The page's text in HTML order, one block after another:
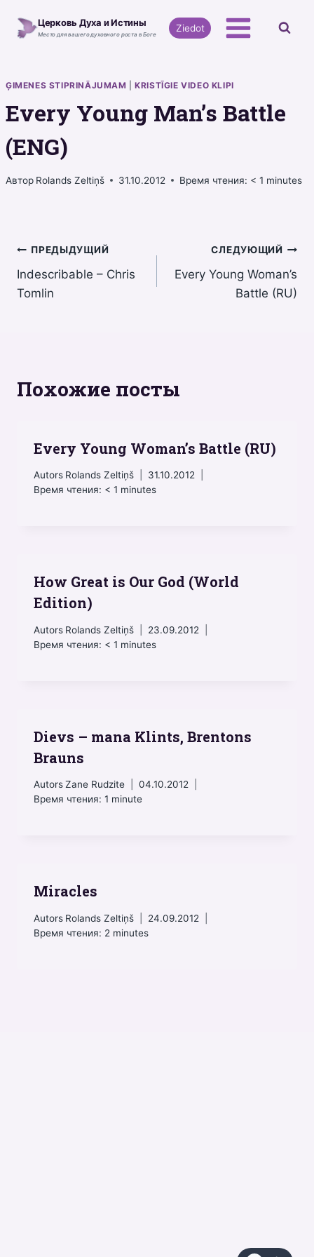
Церковь Духа и Истины
Место для вашего духовного роста в Боге
Ziedot
ĢIMENES STIPRINĀJUMAM |KRISTĪGIE VIDEO KLIPI
Every Young Man’s Battle
(ENG)
Автор Rolands Zeltiņš 31.10.2012 Время чтения: < 1 minutes
Навигация
по
ПРЕДЫДУЩИЙ
Indescribable – Chris
Tomlin
СЛЕДУЮЩИЙ
Every Young Woman’s
Battle (RU)
Похожие посты
Every Young Woman’s Battle (RU)
Autors Rolands Zeltiņš
31.10.2012
Время чтения: < 1 minutes
How Great is Our God (World
Edition)
Autors Rolands Zeltiņš
23.09.2012
Время чтения: < 1 minutes
Dievs – mana Klints, Brentons
Brauns
AutorsZane Rudzite
04.10.2012
Время чтения: 1 minute
Miracles
Autors Rolands Zeltiņš
24.09.2012
Время чтения: 2 minutes